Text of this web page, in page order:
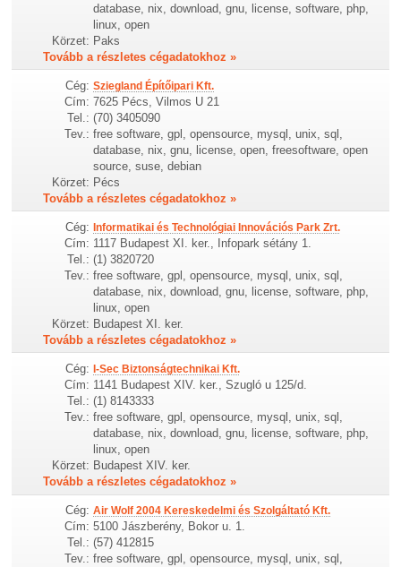
database, nix, download, gnu, license, software, php,
linux, open
Körzet: Paks
Tovább a részletes cégadatokhoz »
Cég: Sziegland Építőipari Kft.
Cím: 7625 Pécs, Vilmos U 21
Tel.: (70) 3405090
Tev.: free software, gpl, opensource, mysql, unix, sql,
database, nix, gnu, license, open, freesoftware, open
source, suse, debian
Körzet: Pécs
Tovább a részletes cégadatokhoz »
Cég: Informatikai és Technológiai Innovációs Park Zrt.
Cím: 1117 Budapest XI. ker., Infopark sétány 1.
Tel.: (1) 3820720
Tev.: free software, gpl, opensource, mysql, unix, sql,
database, nix, download, gnu, license, software, php,
linux, open
Körzet: Budapest XI. ker.
Tovább a részletes cégadatokhoz »
Cég: I-Sec Biztonságtechnikai Kft.
Cím: 1141 Budapest XIV. ker., Szugló u 125/d.
Tel.: (1) 8143333
Tev.: free software, gpl, opensource, mysql, unix, sql,
database, nix, download, gnu, license, software, php,
linux, open
Körzet: Budapest XIV. ker.
Tovább a részletes cégadatokhoz »
Cég: Air Wolf 2004 Kereskedelmi és Szolgáltató Kft.
Cím: 5100 Jászberény, Bokor u. 1.
Tel.: (57) 412815
Tev.: free software, gpl, opensource, mysql, unix, sql,